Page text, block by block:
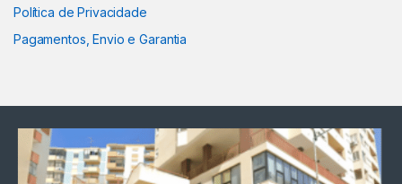
Política de Privacidade
Pagamentos, Envio e Garantia